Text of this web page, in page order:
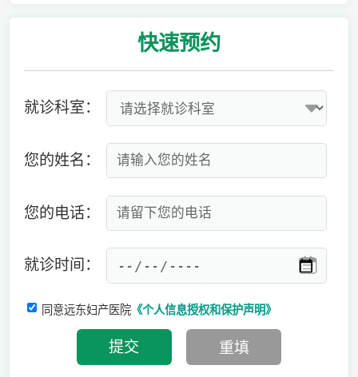
快速预约
就诊科室：
您的姓名：
您的电话：
就诊时间：
同意远东妇产医院《个人信息授权和保护声明》